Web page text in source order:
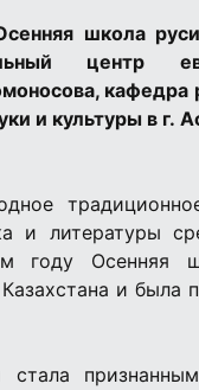
школа
центр
кафедра
и культуры в г.
и литературы
году Осенняя
и была
признанным